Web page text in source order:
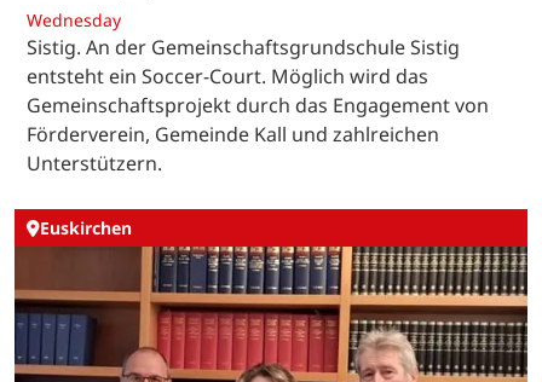
Wednesday
Sistig. An der Gemeinschaftsgrundschule Sistig
entsteht ein Soccer-Court. Möglich wird das
Gemeinschaftsprojekt durch das Engagement von
Förderverein, Gemeinde Kall und zahlreichen
Unterstützern.
Euskirchen